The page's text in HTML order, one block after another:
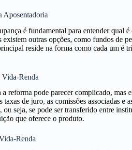
Aposentadoria
é fundamental para entender qual é
existem outras opções, como fundos de
reside na forma como cada um é
Renda
reforma pode parecer complicado, mas
de juro, as comissões associadas e
, ou seja, se pode ser transferido entre
que oferece o produto.
Renda